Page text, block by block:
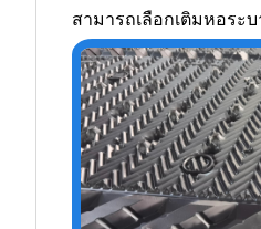
สามารถเลือกเติมหอร